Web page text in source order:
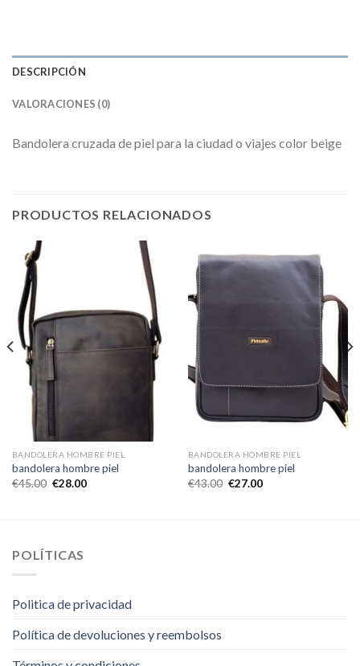
DESCRIPCIÓN
VALORACIONES (0)
Bandolera cruzada de piel para la ciudad o viajes color beige
PRODUCTOS RELACIONADOS
BANDOLERA HOMBRE PIEL
bandolera hombre piel
€45.00 €28.00
BANDOLERA HOMBRE PIEL
bandolera hombre piel
€43.00 €27.00
POLÍTICAS
Politica de privacidad
Política de devoluciones y reembolsos